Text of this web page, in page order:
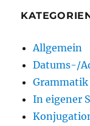
Allgemein
Datums-/
Grammatik
In eigener